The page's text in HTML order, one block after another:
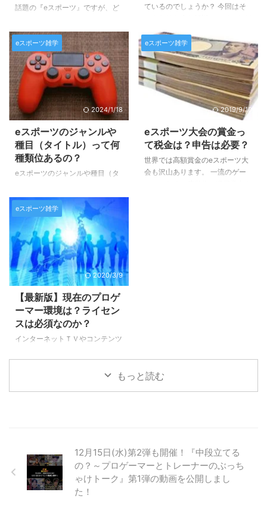
話題の『eスポーツ』ですが、ど
何がeスポーツではないゲームに
なるのか…？ 皆さんご存知です
か？？ 最近ではＴＶをはじめと
する色々なメディアで取り上げら
れることも多くなってきたので、
多くの方が一度くらいは耳にした
コトがある言葉かと思います。
そんなeスポーツとは何を指すの
か、簡単に解説させていただきま
すので、よろしくお願いいたしま
す♪ eスポーツとは何の略？ eス
ポーツは「エレクトロニックスポ
ーツ」の略（＝electronic sports
...
ているのでしょうか？ 今回はそ
きます。 基本的には… 複数人数
で対戦を行う根本的なeスポーツ
の権利に持ち主はいません。 つ
まり、基本的には誰でも主催出来
るモノではあるのです。 例え
ば、学園祭でのeスポーツ大会
や、ＴＶ番組のコンテンツとして
のゲーム大会もそうです。 た
だ、規模が大きくなり商業化、興
行化させるためには、法律やゲー
ムのライセンスの問題など様々な
課題が出てくるため、そういった
枠組みやインフラ、権利関係、法
eスポーツ雑学
2024/1/18
eスポーツのジャンルや
種目（タイトル）って何
種類位あるの？
eスポーツのジャンルや種目（タ
いあるのでしょうか？ 今回はそ
んな疑問にお答えするために、簡
単にまとめてみました。 ジャン
ルは主に７つにわけられます♪ e
スポーツは全世界で急速に人気を
高めています。 日本のeスポーツ
はまだまだ後進国と言われていま
すが、それでも徐々に盛り上がり
を魅せつつあり、ＴＶなどでも
「eスポーツ」というワードや、
eスポーツの種目、タイトルが話
題に上がることも出てきました。
世界中の人たちが参加しているの
eスポーツ雑学
2019/9/10
eスポーツ大会の賞金っ
て税金は？申告は必要？
世界では高額賞金のeスポーツ大
会も沢山あります。 一流のゲー
...
eスポーツ雑学
2020/3/9
【最新版】現在のプロゲ
ーマー環境は？ライセン
スは必須なのか？
インターネットＴＶやコンテンツ
も徐々に取り上げられる事が増え
てきたeスポーツ。 これからどん
年における環境についてお話で
す。 プロゲーマーって？ プロゲ
ーマーというのは、職業としてゲ
ーマーを行っている人の事を指し
もっと読む
12月15日(水)第2弾も開催！『中段立てる
の？～プロゲーマーとトレーナーのぶっち
ゃけトーク』第1弾の動画を公開しまし
た！